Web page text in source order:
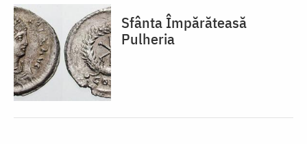
Sfânta Împărăteasă
Pulheria